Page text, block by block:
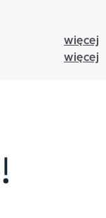
więcej
więcej